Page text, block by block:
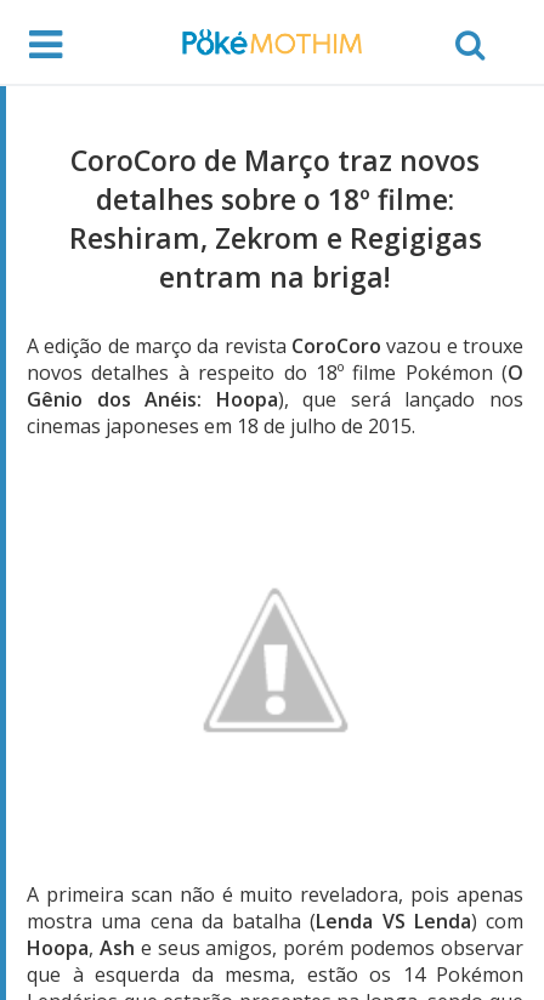
CoroCoro de Março traz novos
detalhes sobre o 18º filme:
Reshiram, Zekrom e Regigigas
entram na briga!
A edição de março da revista CoroCorovazou e trouxe
novos detalhes à respeito do 18º filme Pokémon (O
Gênio dos Anéis: Hoopa), que será lançado nos
cinemas japoneses em 18 de julho de 2015.
A primeira scan não é muito reveladora, pois apenas
mostra uma cena da batalha (Lenda VS Lenda) com
Hoopa, Ash e seus amigos, porém podemos observar
que à esquerda da mesma, estão os 14 Pokémon